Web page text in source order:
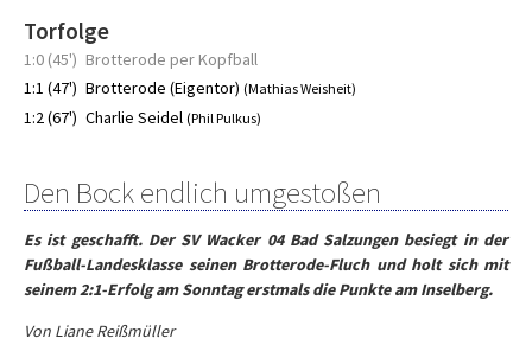
Torfolge
1:0 (45') Brotterode per Kopfball
1:1 (47') Brotterode (Eigentor) (Mathias Weisheit)
1:2 (67') Charlie Seidel (Phil Pulkus)
Den Bock endlich umgestoßen
Es ist geschafft. Der SV Wacker 04 Bad Salzungen besiegt in der
Fußball-Landesklasse seinen Brotterode-Fluch und holt sich mit
seinem 2:1-Erfolg am Sonntag erstmals die Punkte am Inselberg.
Von Liane Reißmüller